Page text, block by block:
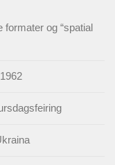
og “spatial